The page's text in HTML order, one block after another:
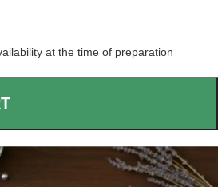
at the time of preparation